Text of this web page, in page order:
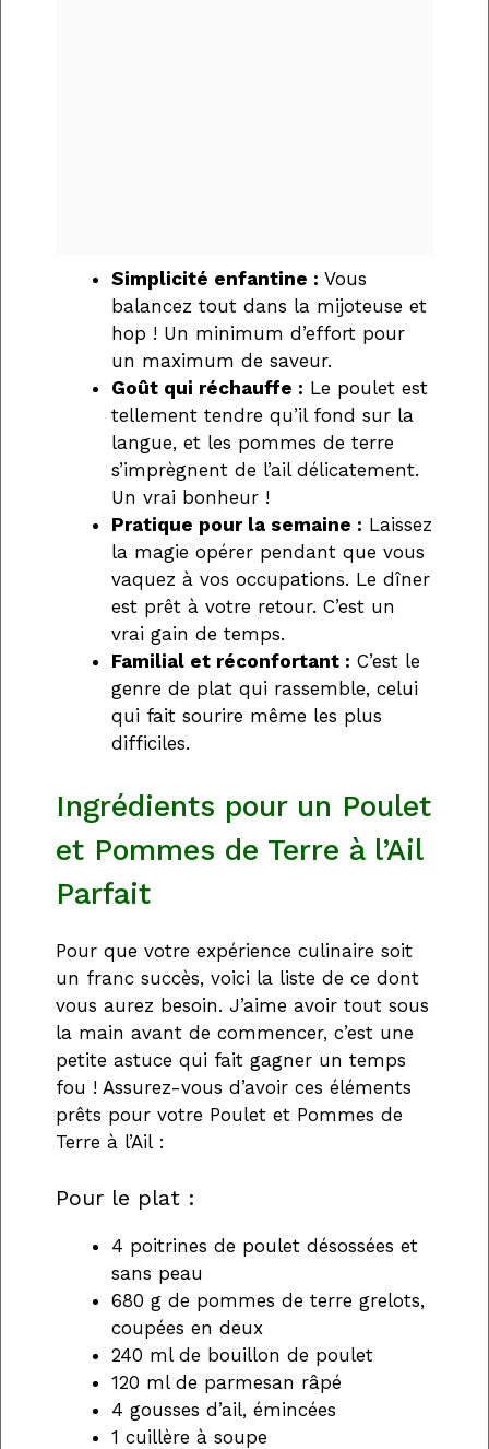
Simplicité enfantine : Vous
balancez tout dans la mijoteuse et
hop ! Un minimum d’effort pour
un maximum de saveur.
Goût qui réchauffe : Le poulet est
tellement tendre qu’il fond sur la
langue, et les pommes de terre
s’imprègnent de l’ail délicatement.
Un vrai bonheur !
Pratique pour la semaine : Laissez
la magie opérer pendant que vous
vaquez à vos occupations. Le dîner
est prêt à votre retour. C’est un
vrai gain de temps.
Familial et réconfortant : C’est le
genre de plat qui rassemble, celui
qui fait sourire même les plus
difficiles.
Ingrédients pour un Poulet
et Pommes de Terre à l’Ail
Parfait
Pour que votre expérience culinaire soit
un franc succès, voici la liste de ce dont
vous aurez besoin. J’aime avoir tout sous
la main avant de commencer, c’est une
petite astuce qui fait gagner un temps
fou ! Assurez-vous d’avoir ces éléments
prêts pour votre Poulet et Pommes de
Terre à l’Ail :
Pour le plat :
4 poitrines de poulet désossées et
sans peau
680 g de pommes de terre grelots,
coupées en deux
240 ml de bouillon de poulet
120 ml de parmesan râpé
4 gousses d’ail, émincées
1 cuillère à soupe